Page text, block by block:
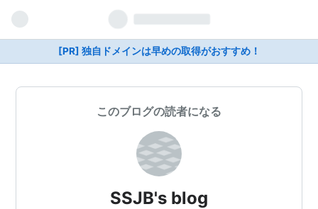
[PR] 独自ドメインは早めの取得がおすすめ！
このブログの読者になる
SSJB's blog